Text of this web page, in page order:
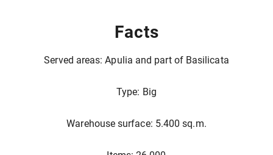
Facts
Served areas: Apulia and part of Basilicata
Type: Big
Warehouse surface: 5.400 sq.m.